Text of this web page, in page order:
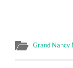
Grand Nancy